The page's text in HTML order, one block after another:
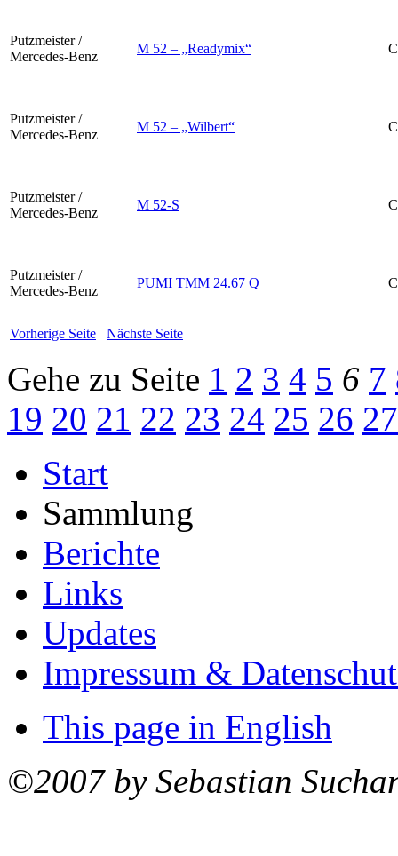
Putzmeister /
Mercedes-Benz
M 52 – „Readymix“
Putzmeister /
Mercedes-Benz
M 52 – „Wilbert“
Putzmeister /
Mercedes-Benz
M 52-S
Putzmeister /
Mercedes-Benz
PUMI TMM 24.67 Q
Vorherige Seite Nächste Seite
Gehe zu Seite 1 2 3 4 5 6 7
19 20 21 22 23 24 25 26 27
Start
Sammlung
Berichte
Links
Updates
Impressum &
This page in English
©2007 by Sebastian